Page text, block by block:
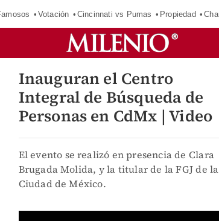
Votación Cincinnati vs Pumas Propiedad
Inauguran el Centro
Integral de Búsqueda de
Personas en CdMx | Video
El evento se realizó en presencia de Clara
Brugada Molida, y la titular de la FGJ de la
Ciudad de México.